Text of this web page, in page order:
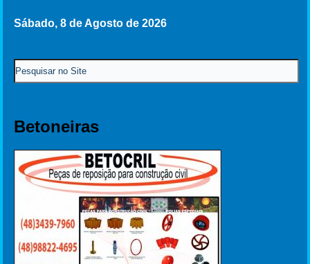
Sábado, 8 de Agosto de 2026
Betoneiras